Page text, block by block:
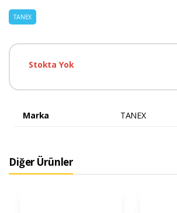
TANEX
Stokta Yok
Marka TANEX
Diğer Ürünler